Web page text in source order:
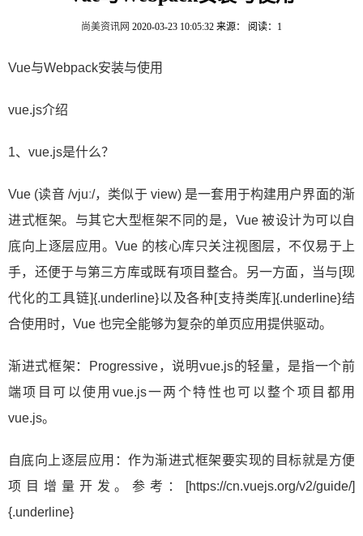
尚美资讯网 2020-03-23 10:05:32 来源： 阅读：1
Vue与Webpack安装与使用
vue.js介绍
1、vue.js是什么？
​Vue (读音 /vjuː/，类似于 view) 是一套用于构建用户界面的渐
进式框架。与其它大型框架不同的是，Vue 被设计为可以自
底向上逐层应用。Vue 的核心库只关注视图层，不仅易于上
手，还便于与第三方库或既有项目整合。另一方面，当与[现
代化的工具链]{.underline}以及各种[支持类库]{.underline}结
合使用时，Vue 也完全能够为复杂的单页应用提供驱动。
渐进式框架：Progressive，说明vue.js的轻量，是指一个前
端项目可以使用vue.js一两个特性也可以整个项目都用
vue.js。
自底向上逐层应用：作为渐进式框架要实现的目标就是方便
项目增量开发。参考：[https://cn.vuejs.org/v2/guide/]
{.underline}